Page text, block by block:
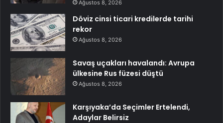
Ağustos 8, 2026
Döviz cinsi ticari kredilerde tarihi
rekor
Ağustos 8, 2026
Savaş uçakları havalandı: Avrupa
ülkesine Rus füzesi düştü
Ağustos 8, 2026
Karşıyaka’da Seçimler Ertelendi,
Adaylar Belirsiz